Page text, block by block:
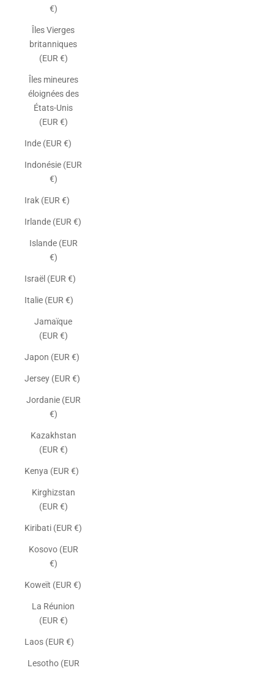
€)
Îles Vierges
britanniques
(EUR €)
Îles mineures
éloignées des
États-Unis
(EUR €)
Inde (EUR €)
Indonésie (EUR
€)
Irak (EUR €)
Irlande (EUR €)
Islande (EUR
€)
Israël (EUR €)
Italie (EUR €)
Jamaïque
(EUR €)
Japon (EUR €)
Jersey (EUR €)
Jordanie (EUR
€)
Kazakhstan
(EUR €)
Kenya (EUR €)
Kirghizstan
(EUR €)
Kiribati (EUR €)
Kosovo (EUR
€)
Koweït (EUR €)
La Réunion
(EUR €)
Laos (EUR €)
Lesotho (EUR